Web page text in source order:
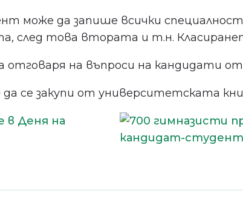
може да запише всички
след това втората и т.н.
на въпроси на кандидати
се закупи от университетската
за здравето в Пловдив!